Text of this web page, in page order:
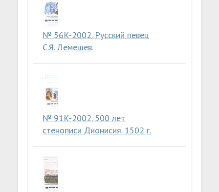
№ 56К-2002. Русский певец
С.Я. Лемешев.
№ 91К-2002. 500 лет
стенописи Дионисия. 1502 г.